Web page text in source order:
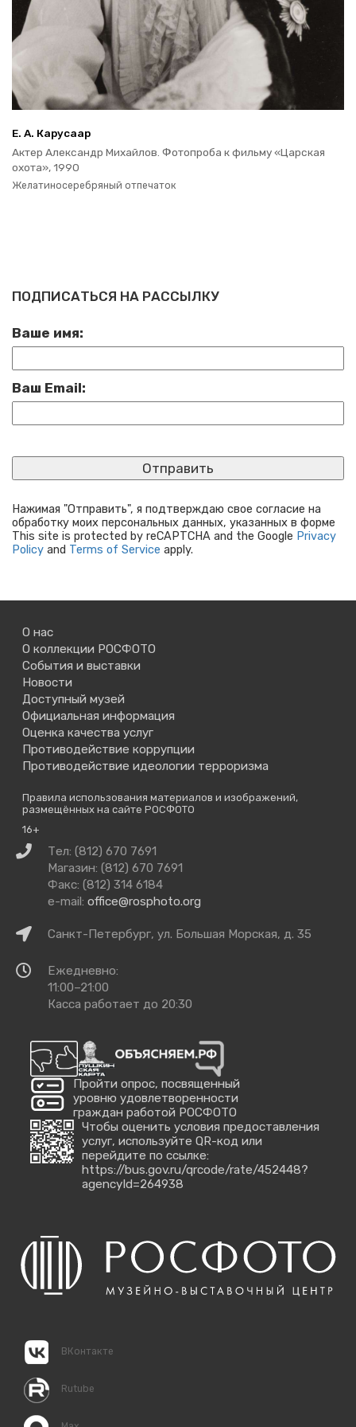
Е. А. Ка­ру­са­ар
Актер Алек­сандр Ми­хай­лов. Фо­то­про­ба к филь­му «Цар­ская
охота», 1990
Же­ла­ти­но­се­реб­ря­ный от­пе­ча­ток
ПОДПИСАТЬСЯ НА РАССЫЛКУ
Ваше имя:
Ваш Email:
Нажимая "Отправить", я подтверждаю свое согласие на
обработку моих персональных данных, указанных в форме
This site is protected by reCAPTCHA and the Google Privacy
Policy and Terms of Service apply.
О нас
О коллекции РОСФОТО
События и выставки
Новости
Доступный музей
Официальная информация
Оценка качества услуг
Противодействие коррупции
Противодействие идеологии терроризма
Правила использования материалов и изображений,
размещённых на сайте РОСФОТО
16+
Связаться
нами
Тел: (812) 670 7691
Магазин: (812) 670 7691
Факс: (812) 314 6184
e-mail: office@rosphoto.org
КакСанкт-Петербург, ул. Большая Морская, д. 35
Время
работы
Ежедневно:
11:00–21:00
Касса работает до 20:30
Пройти опрос, посвященный
уровню удовлетворенности
граждан работой РОСФОТО
Чтобы оценить условия предоставления
услуг, используйте QR-код или
перейдите по ссылке:
https://bus.gov.ru/qrcode/rate/452448?
agencyId=264938
ВКонтакте
Rutube